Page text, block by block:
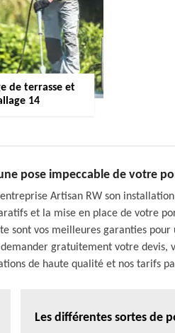
de terrasse et
14
pose impeccable de votre
Artisan RW son
et la mise en place de votre
sont vos meilleures garanties
gratuitement votre devis,
de haute qualité et nos tarifs
Les différentes sortes de